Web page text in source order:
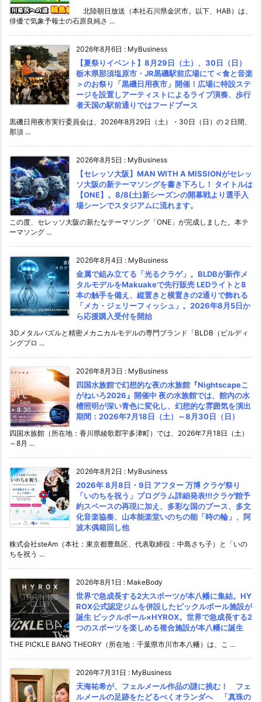
北陸朝日放送（本社石川県金沢市。以下、HAB）は、
俳優で気象予報士の石原良純さ ...
2026年8月6日 : MyBusiness
【夏祭りイベント】8月29日（土）、30日（日）
栃木県那須塩原市・JR黒磯駅前広場にて＜食と音楽
＞のお祭り「黒磯日用夜市」開催！広場に特設ステ
ージを設置しアーティストによるライブ演奏、歩行
者天国の駅前通りではフードブース
黒磯日用夜市実行委員会は、2026年8月29日（土）・30日（日）の２日間、
那須 ...
2026年8月5日 : MyBusiness
【セレッソ大阪】MAN WITH A MISSIONがセレッ
ソ大阪の新テーマソングを書き下ろし！ タイトルは
【ONE】。8/8(土)新シーズンの開幕戦より選手入
場シーンでスタジアムに流れます。
この度、セレッソ大阪の新たなテーマソング「ONE」が完成しました。本テ
ーマソング ...
2026年8月4日 : MyBusiness
金属で組み立てる「光るクラゲ」。BLDBが新作メ
タルモデルをMakuakeで先行販売 LEDライトと8
本の触手を備え、縦置きと横置きの2通りで飾れる
「メカ・ジェリーフィッシュ」。2026年8月5日か
ら応援購入受付を開始
3Dメタルパズルと精密メカニカルモデルの専門ブランド「BLDB（ビルディ
ングブロ ...
2026年8月3日 : MyBusiness
四国水族館で幻想的な夜の水族館『Nightscapeこ
がねいろ2026』開催中 夜の水族館では、館内の水
槽照明が深い青色に変化し、幻想的な雰囲気を演出
期間：2026年7月18日（土）～8月30日（日）
四国水族館（所在地：香川県綾歌郡宇多津町）では、2026年7月18日（土）
～8月 ...
2026年8月2日 : MyBusiness
2026年 8月8日・9日 アフター 万博 クラゲ祭り
「いのちを祝う」プログラム詳細発表!!!クラゲ館予
約スペースの再現に加え、多彩な国のブース、多文
化音楽協奏、山本能楽堂いのちの能「時の輪」、阿
波木偶箱回し他
株式会社steAm（本社：東京都豊島区、代表取締役：中島さち子）と「いの
ちを祝う ...
2026年8月1日 : MakeBody
世界で急成長する2大スポーツが本八幡に集結。HY
ROX公式認定ジムを併設したピックルボール施設が
誕生 ピックルボール×HYROX。世界で急成長する2
つのスポーツを楽しめる複合施設が本八幡に誕生
THE PICKLE BANG THEORY（所在地：千葉県市川市本八幡）は、こ ...
2026年7月31日 : MyBusiness
天海祐希が、フェルメール作品の謎に挑む！ フェ
ルメールの足跡をたどるべくオランダへ 「真珠の